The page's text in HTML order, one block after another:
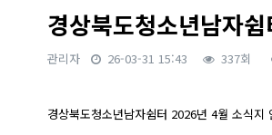
경상북도청소년남자
관리자 26-03-31 15:43 337회
경상북도청소년남자쉼터 2026년 4월 소식지